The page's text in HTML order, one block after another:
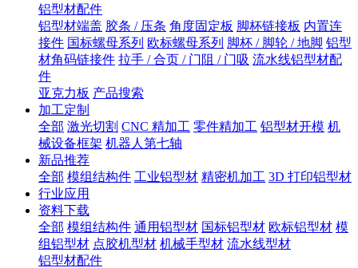
铝型材配件
铝型材端盖 胶条 / 压条 角度固定板 脚杯链接板 内置连
接件 国标螺母系列 欧标螺母系列 脚杯 / 脚轮 / 地脚 铝型
材角码链接件 拉手 / 合页 / 门阻 / 门吸 流水线铝型材配
件
亚克力板 产品搜索
加工定制
全部 激光切割 CNC 精加工 零件精加工 铝型材开模 机
械设备框架 机器人第七轴
新品推荐
全部 模组结构件 工业铝型材 精密机加工 3D 打印铝型材
行业应用
资料下载
全部 模组结构件 通用铝型材 国标铝型材 欧标铝型材 模
组铝型材 点胶机型材 机械手型材 流水线型材
铝型材配件